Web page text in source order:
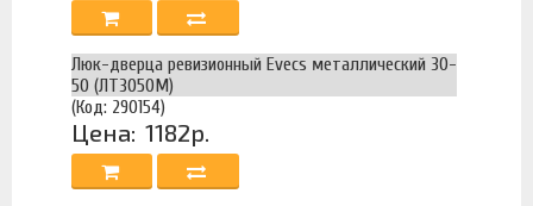
Люк-дверца ревизионный Evecs металлический 30-
50 (ЛТ3050М)
(Код: 290154)
Цена: 1182р.